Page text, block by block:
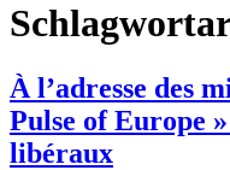
À l’adresse des
Pulse of Europe
libéraux